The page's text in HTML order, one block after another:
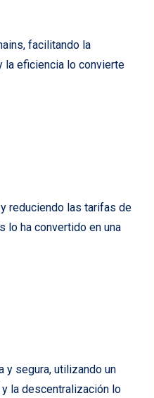
facilitando la
la eficiencia lo convierte
reduciendo las tarifas de
lo ha convertido en una
y segura, utilizando un
la descentralización lo